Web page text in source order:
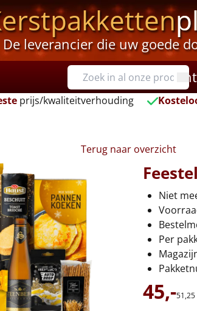
De leverancier die uw goede
prijs/kwaliteitverhouding
Terug naar overzicht
Niet
Per
45,-51,25